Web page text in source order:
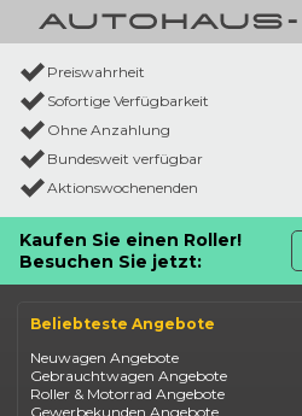
Preiswahrheit
Sofortige Verfügbarkeit
Ohne Anzahlung
Bundesweit verfügbar
Aktionswochenenden
Kaufen Sie einen Roller!
Besuchen Sie jetzt:
Beliebteste Angebote
Neuwagen Angebote
Gebrauchtwagen Angebote
Roller & Motorrad Angebote
Gewerbekunden Angebote